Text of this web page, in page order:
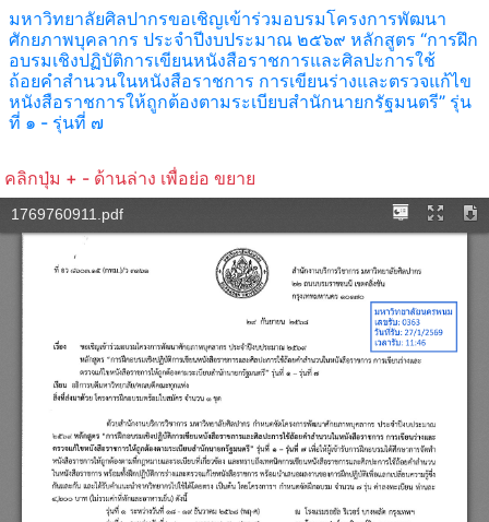
มหาวิทยาลัยศิลปากรขอเชิญเข้าร่วมอบรมโครงการพัฒนา
ศักยภาพบุคลากร ประจำปีงบประมาณ ๒๕๖๙ หลักสูตร “การฝึก
อบรมเชิงปฏิบัติการเขียนหนังสือราชการและศิลปะการใช้
ถ้อยคำสำนวนในหนังสือราชการ การเขียนร่างและตรวจแก้ไข
หนังสือราชการให้ถูกต้องตามระเบียบสำนักนายกรัฐมนตรี” รุ่น
ที่ ๑ - รุ่นที่ ๗
คลิกปุ่ม + - ด้านล่าง เพื่อย่อ ขยาย